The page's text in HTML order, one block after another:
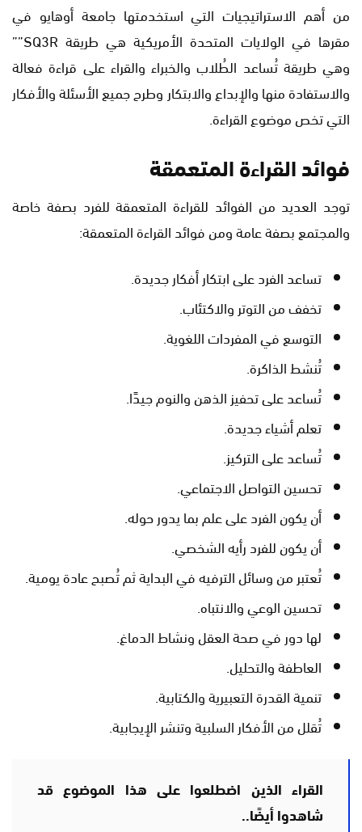
من أهم الاستراتيجيات التي استخدمتها جامعة أوهايو في
مقرها في الولايات المتحدة الأمريكية هي طريقة SQ3R””
وهي طريقة تُساعد الطُلاب والخبراء والقراء على قراءة فعالة
والاستفادة منها والإبداع والابتكار وطرح جميع الأسئلة والأفكار
التي تخص موضوع القراءة.
فوائد القراءة المتعمقة
توجد العديد من الفوائد للقراءة المتعمقة للفرد بصفة خاصة
والمجتمع بصفة عامة ومن فوائد القراءة المتعمقة:
تساعد الفرد على ابتكار أفكار جديدة.
تخفف من التوتر والاكتئاب.
التوسع في المفردات اللغوية.
تُنشط الذاكرة.
تُساعد على تحفيز الذهن والنوم جيدًا.
تعلم أشياء جديدة.
تُساعد على التركيز.
تحسين التواصل الاجتماعي.
أن يكون الفرد على علم بما يدور حوله.
أن يكون للفرد رأيه الشخصي.
تُعتبر من وسائل الترفيه في البداية ثم تُصبح عادة يومية.
تحسين الوعي والانتباه.
لها دور في صحة العقل ونشاط الدماغ.
العاطفة والتحليل.
تنمية القدرة التعبيرية والكتابية.
تُقلل من الأفكار السلبية وتنشر الإيجابية.
القراء الذين اضطلعوا على هذا الموضوع قد
شاهدوا أيضًا..